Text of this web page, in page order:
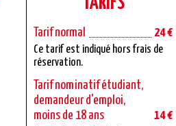
Tarif normal 24 €
Ce tarif est indiqué hors frais de
réservation.
Tarif nominatif étudiant,
demandeur d'emploi,
moins de 18 ans
14 €